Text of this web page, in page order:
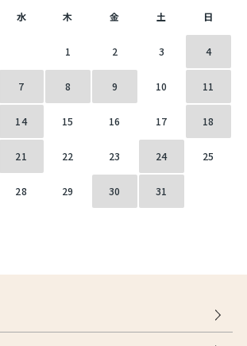
水 木 金 土 日
1 2 3 4
7 8 9 10 11
14 15 16 17 18
21 22 23 24 25
28 29 30 31